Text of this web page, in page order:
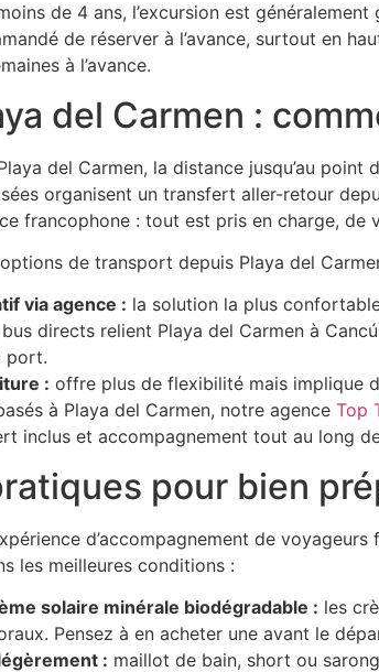
de 4 ans, l’excursion est
de réserver à l’avance, surtout en
à l’avance.
del Carmen :
del Carmen, la distance jusqu’au
organisent un transfert aller-retour
francophone : tout est pris en charge, de
de transport depuis Playa del
via agence : la solution la plus
directs relient Playa del Carmen à
port.
: offre plus de flexibilité mais implique
à Playa del Carmen, notre agence Top
inclus et accompagnement tout au long
pour bien
d’accompagnement de
les meilleures conditions :
solaire minérale biodégradable : les
Pensez à en acheter une avant le
: maillot de bain, short ou